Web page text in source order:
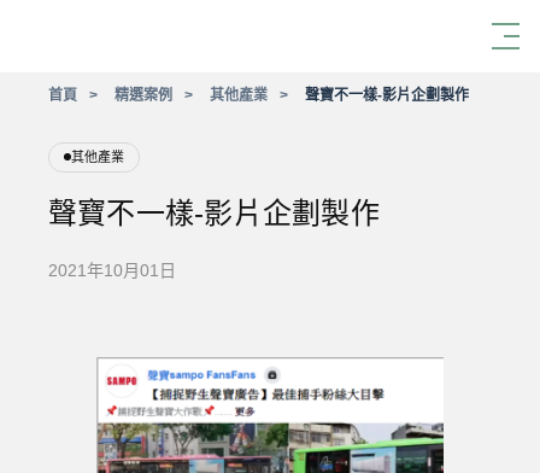
首頁 精選案例 其他產業 聲寶不一樣-影片企劃製作
其他產業
聲寶不一樣-影片企劃製作
2021年10月01日